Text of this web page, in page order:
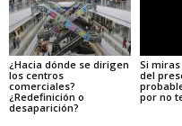
¿Hacia dónde se dirigen
los centros
comerciales?
¿Redefinición o
desaparición?
Si
del
por no